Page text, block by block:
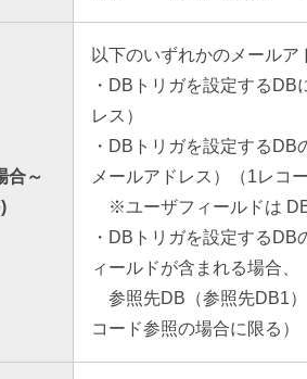
合～
以下のいずれかのメール
・DBトリガを設定する
レス）
・DBトリガを設定する
メールアドレス）（1レコ
※ユーザフィールドは
・DBトリガを設定する
ィールドが含まれる場合、
参照先DB（参照先DB1
コード参照の場合に限る）